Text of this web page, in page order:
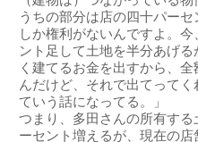
うちの部分は店の四十パーセ
しか権利がないんですよ。今
ント足して土地を半分あげる
く建てるお金を出すから、全
んだけど、それで出てってく
ていう話になってる。」
つまり、多田さんの所有する
ーセント増えるが、現在の店